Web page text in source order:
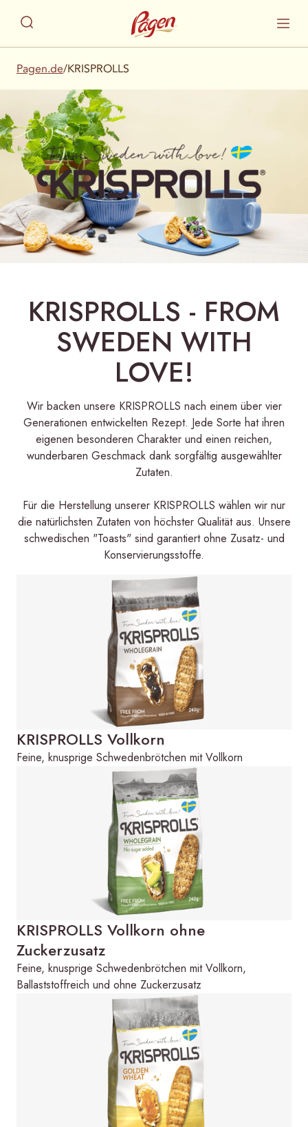
Pagen.de/KRISPROLLS
KRISPROLLS - FROM
SWEDEN WITH
LOVE!
Wir backen unsere KRISPROLLS nach einem über vier
Generationen entwickelten Rezept. Jede Sorte hat ihren
eigenen besonderen Charakter und einen reichen,
wunderbaren Geschmack dank sorgfältig ausgewählter
Zutaten.
Für die Herstellung unserer KRISPROLLS wählen wir nur
die natürlichsten Zutaten von höchster Qualität aus. Unsere
schwedischen "Toasts" sind garantiert ohne Zusatz- und
Konservierungsstoffe.
KRISPROLLS Vollkorn
Feine, knusprige Schwedenbrötchen mit Vollkorn
KRISPROLLS Vollkorn ohne
Zuckerzusatz
Feine, knusprige Schwedenbrötchen mit Vollkorn,
Ballaststoffreich und ohne Zuckerzusatz